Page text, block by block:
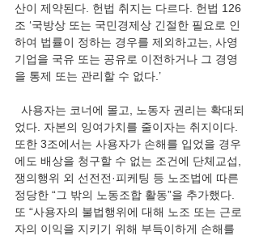
산이 제약된다. 헌법 취지는 다르다. 헌법 126
조 ‘국방상 또는 국민경제상 긴절한 필요로 인
하여 법률이 정하는 경우를 제외하고는, 사영
기업을 국유 또는 공유로 이전하거나 그 경영
을 통제 또는 관리할 수 없다.’
사용자는 코너에 몰고, 노동자 권리는 확대되
었다. 자본의 잉여가치를 줄이자는 취지이다.
또한 3조에서는 사용자가 손해를 입었을 경우
에도 배상을 청구할 수 없는 조건에 단체교섭,
쟁의행위 외 선전전·피케팅 등 노조법에 따른
정당한 “그 밖의 노동조합 활동”을 추가했다.
또 “사용자의 불법행위에 대해 노조 또는 근로
자의 이익을 지키기 위해 부득이하게 손해를